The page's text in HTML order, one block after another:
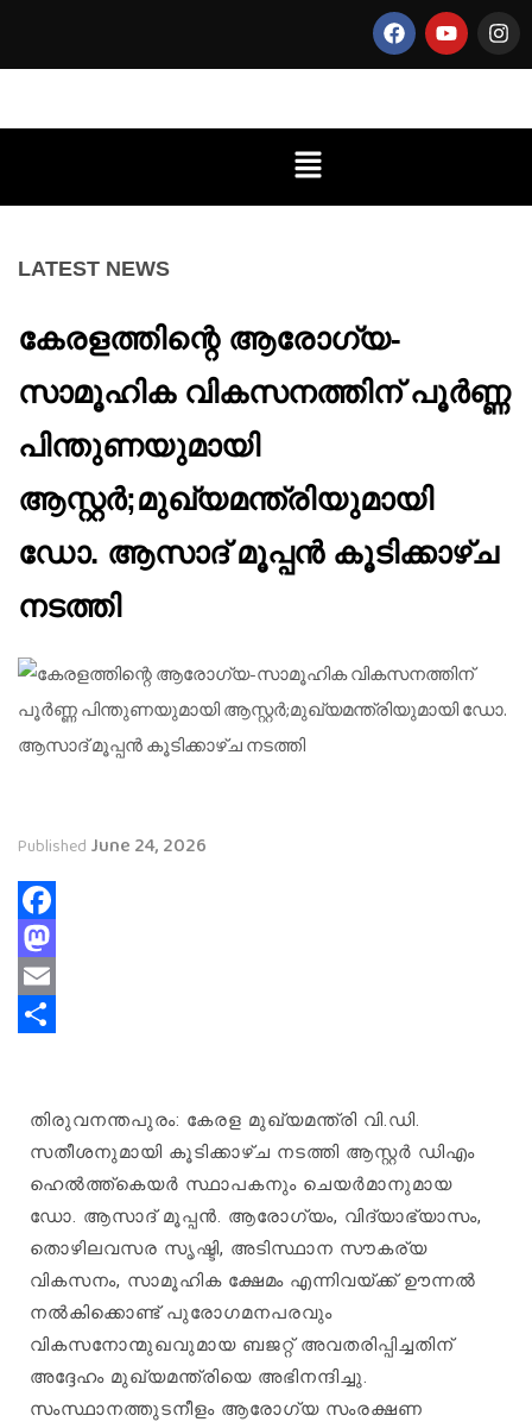
LATEST NEWS
കേരളത്തിന്റെ ആരോഗ്യ-
സാമൂഹിക വികസനത്തിന് പൂർണ്ണ
പിന്തുണയുമായി
ആസ്റ്റർ;മുഖ്യമന്ത്രിയുമായി
ഡോ. ആസാദ് മൂപ്പൻ കൂടിക്കാഴ്ച
നടത്തി
Published June 24, 2026
Facebook
Mastodon
Email
തിരുവനന്തപുരം: കേരള മുഖ്യമന്ത്രി വി.ഡി.
സതീശനുമായി കൂടിക്കാഴ്ച നടത്തി ആസ്റ്റർ ഡിഎം
ഹെൽത്ത്‌കെയർ സ്ഥാപകനും ചെയർമാനുമായ
ഡോ. ആസാദ് മൂപ്പൻ. ആരോഗ്യം, വിദ്യാഭ്യാസം,
തൊഴിലവസര സൃഷ്ടി, അടിസ്ഥാന സൗകര്യ
വികസനം, സാമൂഹിക ക്ഷേമം എന്നിവയ്ക്ക് ഊന്നൽ
നൽകിക്കൊണ്ട് പുരോഗമനപരവും
വികസനോന്മുഖവുമായ ബജറ്റ് അവതരിപ്പിച്ചതിന്
അദ്ദേഹം മുഖ്യമന്ത്രിയെ അഭിനന്ദിച്ചു.
സംസ്ഥാനത്തുടനീളം ആരോഗ്യ സംരക്ഷണ